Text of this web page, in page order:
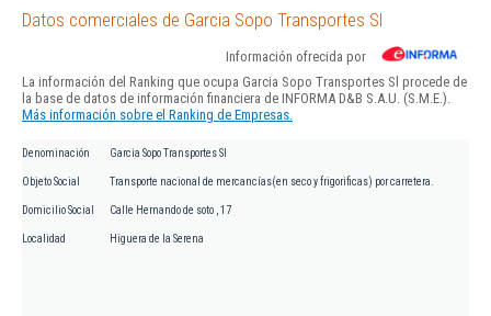
Datos comerciales de Garcia Sopo Transportes Sl
Información ofrecida por
La información del Ranking que ocupa Garcia Sopo Transportes Sl procede de
la base de datos de información financiera de INFORMA D&B S.A.U. (S.M.E.).
Más información sobre el Ranking de Empresas.
Denominación Garcia Sopo Transportes Sl
Objeto Social Transporte nacional de mercancías(en seco y frigorificas) por carretera.
Domicilio Social Calle Hernando de soto , 17
Localidad Higuera de la Serena